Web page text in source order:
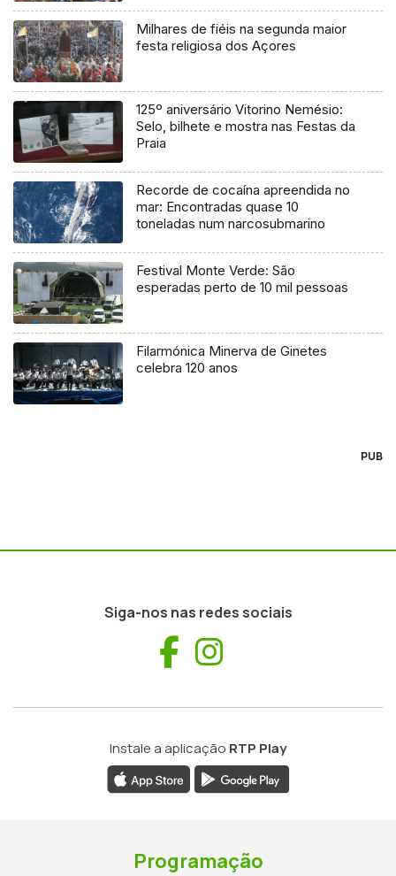
Milhares de fiéis na segunda maior
festa religiosa dos Açores
125º aniversário Vitorino Nemésio:
Selo, bilhete e mostra nas Festas da
Praia
Recorde de cocaína apreendida no
mar: Encontradas quase 10
toneladas num narcosubmarino
Festival Monte Verde: São
esperadas perto de 10 mil pessoas
Filarmónica Minerva de Ginetes
celebra 120 anos
PUB
Siga-nos nas redes sociais
Facebook
Instale a aplicação RTP Play
Programação